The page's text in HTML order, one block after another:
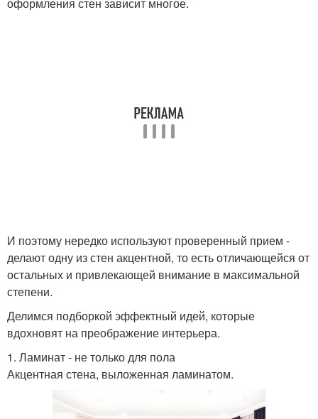
И поэтому нередко используют проверенный прием -
делают одну из стен акцентной, то есть отличающейся от
остальных и привлекающей внимание в максимальной
степени.
Делимся подборкой эффектный идей, которые
вдохновят на преображение интерьера.
1. Ламинат - не только для пола
Акцентная стена, выложенная ламинатом.